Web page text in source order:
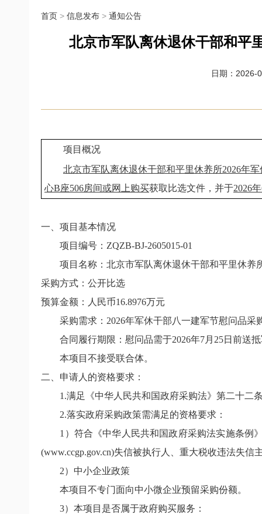
首页 > 信息发布 > 通知公告
北京市军队离休退休干部和平
日期：2026-
项目概况
北京市军队离休退休干部和平里休养所2026年
心B座506房间或网上购买获取比选文件，并于2026
一、项目基本情况
项目编号： ZQZB-BJ-2605015-01
项目名称：北京市军队离休退休干部和平里休养
采购方式：公开比选
预算金额：人民币16.8976万元
采购需求： 2026年军休干部八一建军节慰问品采
合同履行期限：慰问品需于2026年7月 25日前送
本项目不接受联合体。
二、申请人的资格要求：
1.满足《中华人民共和国政府采购法》第二十二
2.落实政府采购政策需满足的资格要求：
1 ）符合《中华人民共和国政府采购法实施条例
(www.ccgp.gov.cn)失信被执行人、重大税收违法失信
2）中小企业政策
本项目不专门面向中小微企业预留采购份额。
3）本项目是否属于政府购买服务：